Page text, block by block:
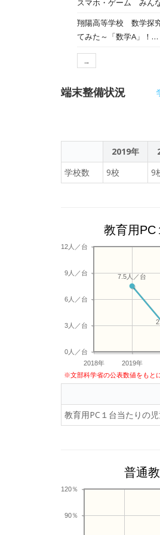
スマホ・ゲーム みん
翔陽高等学校 数学探
てみた～「数学A」！
→
端末整備状況
2019年
学校数
9校 9
教育用PC
2018年 2019年
0人／台
3人／台
6人／台
9人／台
12人／台
7.5人／台
※文部科学省の公表数値をもと
教育用PC１台当たりの
普通
90％
120％